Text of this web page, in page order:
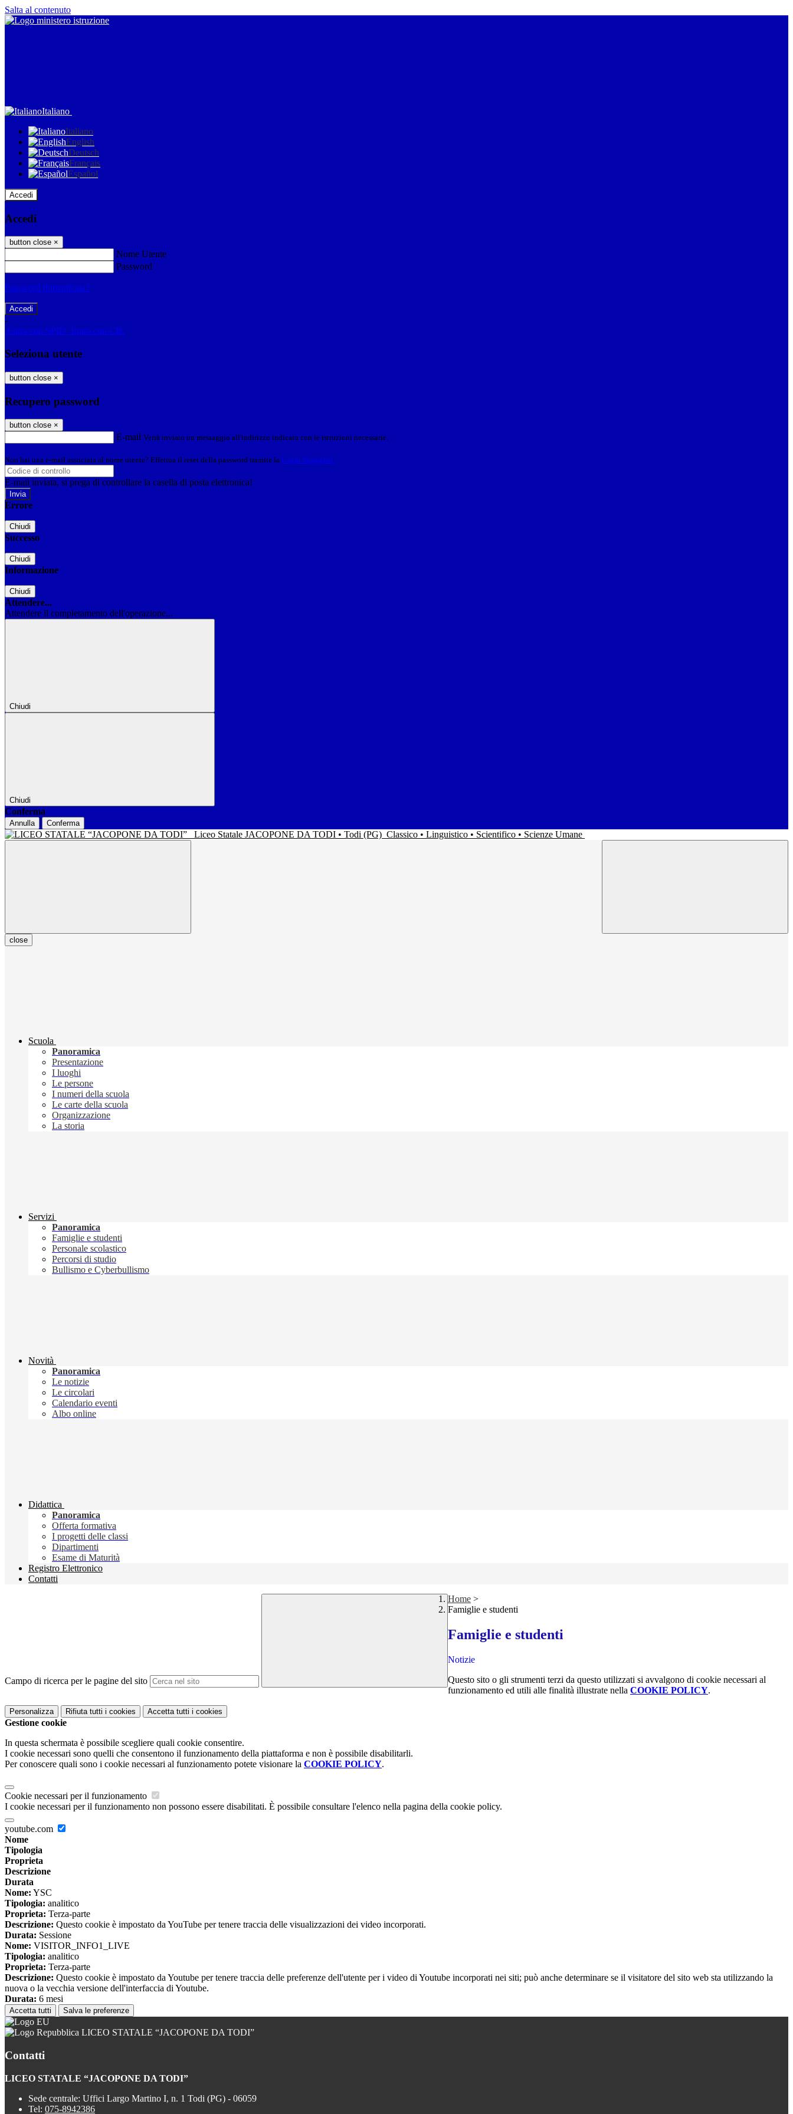
Salta al contenuto
Italiano
Italiano
English
Deutsch
Français
Español
Accedi
Accedi
button close ×
Nome Utente
Password
Password dimenticata?
-
Entra con SPID Entra con CIE
Seleziona utente
button close ×
Recupero password
button close ×
E-mail Verrà inviato un messaggio all'indirizzo indicato con le istruzioni necessarie.
Non hai una e-mail associata al nome utente? Effettua il reset della password tramite la Login Spaggiari
E-mail inviata, si prega di controllare la casella di posta elettronica!
Errore
Chiudi
Successo
Chiudi
Informazione
Chiudi
Attendere...
Attendere il completamento dell'operazione...
Chiudi
Chiudi
Conferma
Annulla Conferma
Liceo Statale JACOPONE DA TODI • Todi (PG) Classico • Linguistico • Scientifico • Scienze Umane
close
Scuola
Panoramica
Presentazione
I luoghi
Le persone
I numeri della scuola
Le carte della scuola
Organizzazione
La storia
Servizi
Panoramica
Famiglie e studenti
Personale scolastico
Percorsi di studio
Bullismo e Cyberbullismo
Novità
Panoramica
Le notizie
Le circolari
Calendario eventi
Albo online
Didattica
Panoramica
Offerta formativa
I progetti delle classi
Dipartimenti
Esame di Maturità
Registro Elettronico
Contatti
Campo di ricerca per le pagine del sito
Home >
Famiglie e studenti
Famiglie e studenti
Notizie
Questo sito o gli strumenti terzi da questo utilizzati si avvalgono di cookie necessari al
funzionamento ed utili alle finalità illustrate nella COOKIE POLICY.
Personalizza Rifiuta tutti i cookies Accetta tutti i cookies
Gestione cookie
In questa schermata è possibile scegliere quali cookie consentire.
I cookie necessari sono quelli che consentono il funzionamento della piattaforma e non è possibile disabilitarli.
Per conoscere quali sono i cookie necessari al funzionamento potete visionare la COOKIE POLICY.
Cookie necessari per il funzionamento
I cookie necessari per il funzionamento non possono essere disabilitati. È possibile consultare l'elenco nella pagina della cookie policy.
youtube.com
Nome
Tipologia
Proprieta
Descrizione
Durata
Nome: YSC
Tipologia: analitico
Proprieta: Terza-parte
Descrizione: Questo cookie è impostato da YouTube per tenere traccia delle visualizzazioni dei video incorporati.
Durata: Sessione
Nome: VISITOR_INFO1_LIVE
Tipologia: analitico
Proprieta: Terza-parte
Descrizione: Questo cookie è impostato da Youtube per tenere traccia delle preferenze dell'utente per i video di Youtube incorporati nei siti; può anche determinare se il visitatore del sito web sta utilizzando la
nuova o la vecchia versione dell'interfaccia di Youtube.
Durata: 6 mesi
Accetta tutti Salva le preferenze
LICEO STATALE “JACOPONE DA TODI”
Contatti
LICEO STATALE “JACOPONE DA TODI”
Sede centrale: Uffici Largo Martino I, n. 1 Todi (PG) - 06059
Tel: 075-8942386